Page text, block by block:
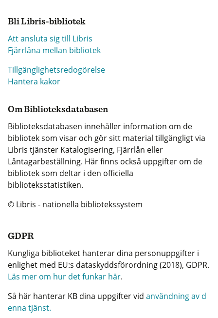
Bli Libris-bibliotek
Att ansluta sig till Libris
Fjärrlåna mellan bibliotek
Tillgänglighetsredogörelse
Hantera kakor
Om Biblioteksdatabasen
Biblioteksdatabasen innehåller information om de
bibliotek som visar och gör sitt material tillgängligt via
Libris tjänster Katalogisering, Fjärrlån eller
Låntagarbeställning. Här finns också uppgifter om de
bibliotek som deltar i den officiella
biblioteksstatistiken.
© Libris - nationella bibliotekssystem
GDPR
Kungliga biblioteket hanterar dina personuppgifter i
enlighet med EU:s dataskyddsförordning (2018), GDPR.
Läs mer om hur det funkar här.
Så här hanterar KB dina uppgifter vid användning av d
enna tjänst.